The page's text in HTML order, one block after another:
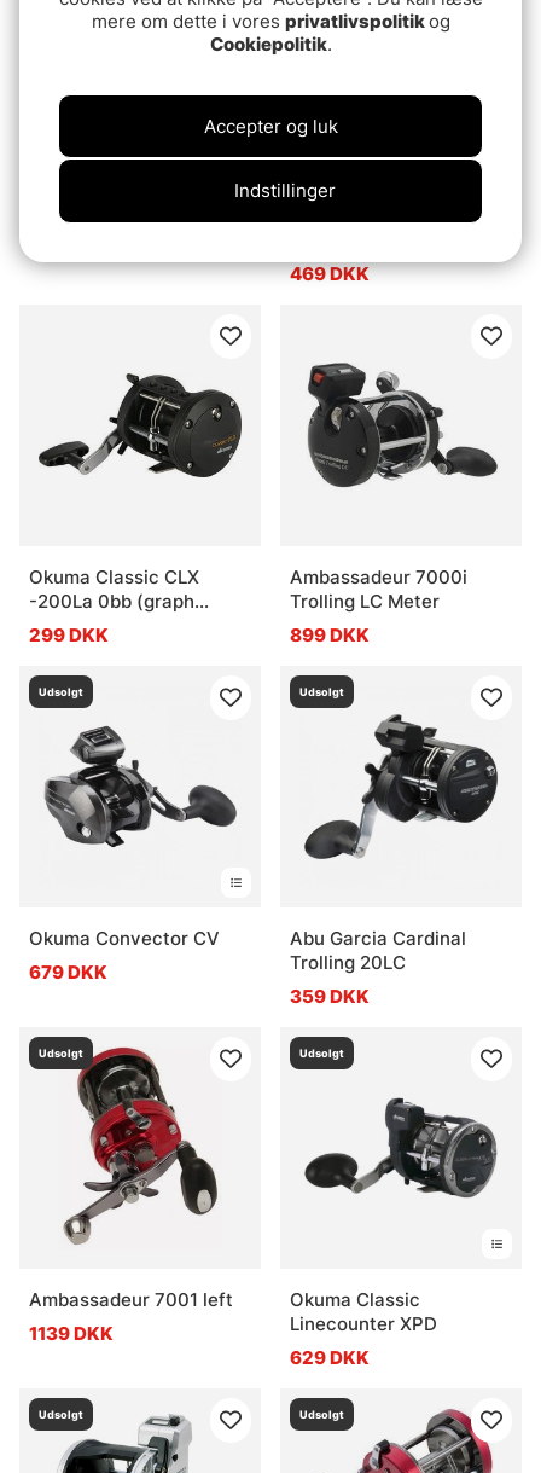
Hurricane 40 leftvevad
469 DKK
Okuma Classic CLX
-200La 0bb (graph
spool)
299 DKK
Ambassadeur 7000i
Trolling LC Meter
899 DKK
Udsolgt
Okuma Convector CV
679 DKK
Udsolgt
Abu Garcia Cardinal
Trolling 20LC
359 DKK
Udsolgt
Ambassadeur 7001 left
1139 DKK
Udsolgt
Okuma Classic
Linecounter XPD
629 DKK
Udsolgt Udsolgt
mere om dette i vores privatlivspolitikog
Cookiepolitik.
Indstillinger
Accepter og luk